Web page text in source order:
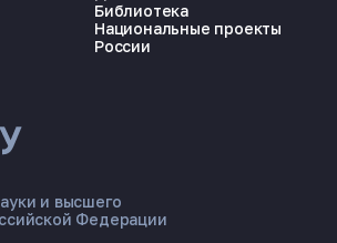
— ПОМОЩНИК КГЭУ
📋 Приёмная комиссия
и высшего
Федерации
Библиотека
Национальные проекты
России